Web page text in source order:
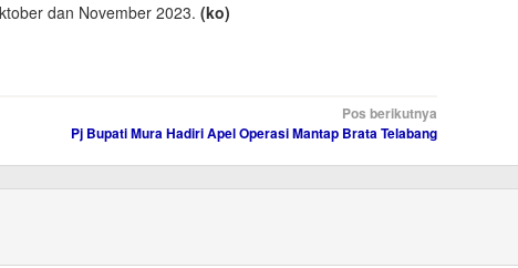
dan November 2023. (ko)
Pos berikutnya
Pj Bupati Mura Hadiri Apel Operasi Mantap Brata Telabang